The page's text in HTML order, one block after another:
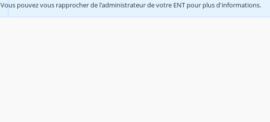
Vous pouvez vous rapprocher de l'administrateur de votre ENT pour plus d'informations.